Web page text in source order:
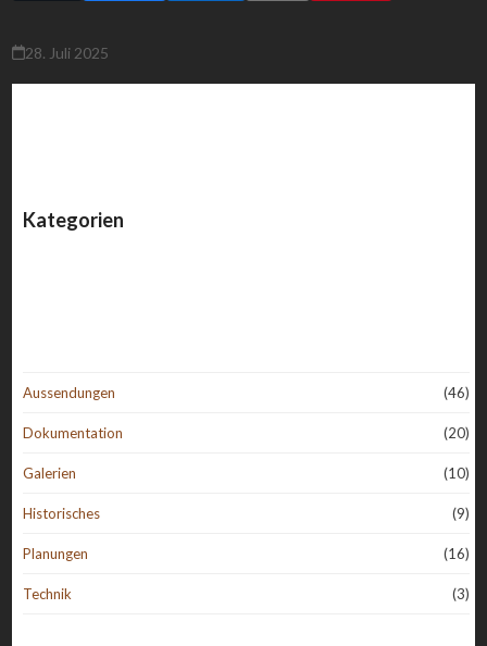
28. Juli 2025
Kategorien
Aussendungen (46)
Dokumentation (20)
Galerien (10)
Historisches (9)
Planungen (16)
Technik (3)